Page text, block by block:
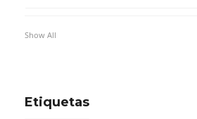
Show All
Etiquetas